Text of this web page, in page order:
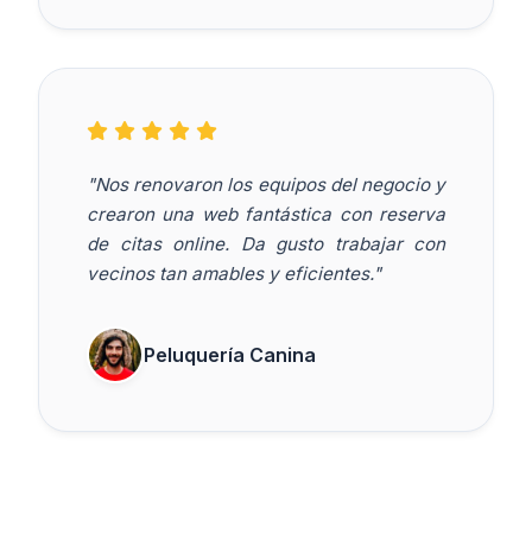
"Nos renovaron los equipos del negocio y
crearon una web fantástica con reserva
de citas online. Da gusto trabajar con
vecinos tan amables y eficientes."
Peluquería Canina